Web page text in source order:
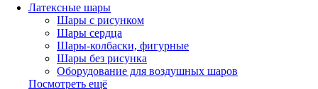
Латексные шары
Шары с рисунком
Шары сердца
Шары-колбаски, фигурные
Шары без рисунка
Оборудование для воздушных шаров
Посмотреть ещё